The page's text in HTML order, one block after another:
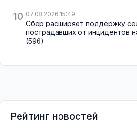
10 07.08.2026 15:49
Сбер расширяет поддержку
пострадавших от инцидентов
(596)
Рейтинг новостей